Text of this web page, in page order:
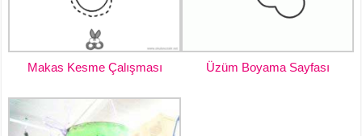
Makas Kesme Çalışması Üzüm Boyama Sayfası